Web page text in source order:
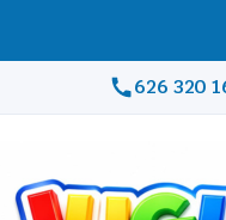
626 320